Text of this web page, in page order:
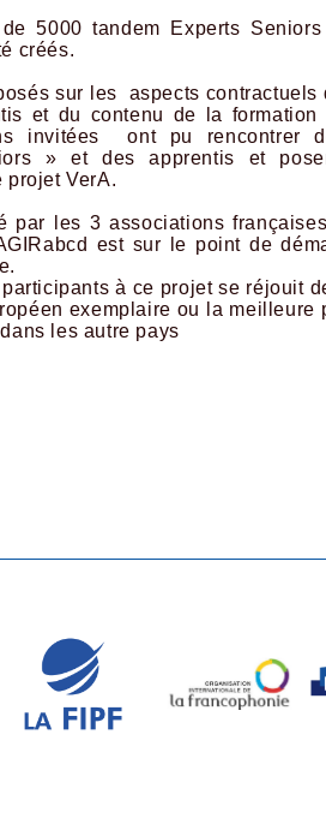
5000 tandem Experts
créés.
sur les aspects contractuels
et du contenu de la formation
invitées ont pu rencontrer
» et des apprentis et
projet VerA.
par les 3 associations
est sur le point de
à ce projet se réjouit
exemplaire ou la meilleure
les autre pays